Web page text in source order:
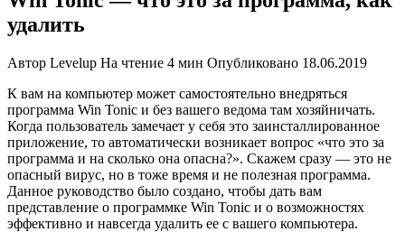
удалить
Автор Levelup На чтение 4 мин Опубликовано 18.06.2019
К вам на компьютер может самостоятельно внедряться
программа Win Tonic и без вашего ведома там хозяйничать.
Когда пользователь замечает у себя это заинсталлированное
приложение, то автоматически возникает вопрос «что это за
программа и на сколько она опасна?». Скажем сразу — это не
опасный вирус, но в тоже время и не полезная программа.
Данное руководство было создано, чтобы дать вам
представление о программке Win Tonic и о возможностях
эффективно и навсегда удалить ее с вашего компьютера.